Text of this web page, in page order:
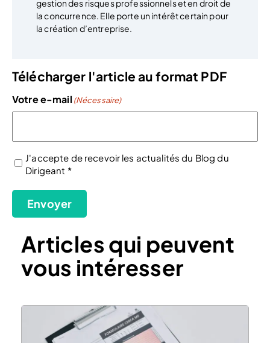
gestion des risques professionnels et en droit de
la concurrence. Elle porte un intérêt certain pour
la création d’entreprise.
Télécharger l'article au format PDF
Votre e-mail (Nécessaire)
(Nécessaire)
J'accepte de recevoir les actualités du Blog du
Dirigeant *
Envoyer
Articles qui peuvent
vous intéresser